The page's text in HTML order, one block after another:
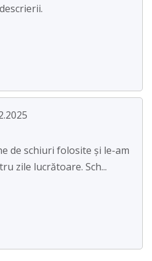
de schiuri folosite și le-am
zile lucrătoare. Sch...